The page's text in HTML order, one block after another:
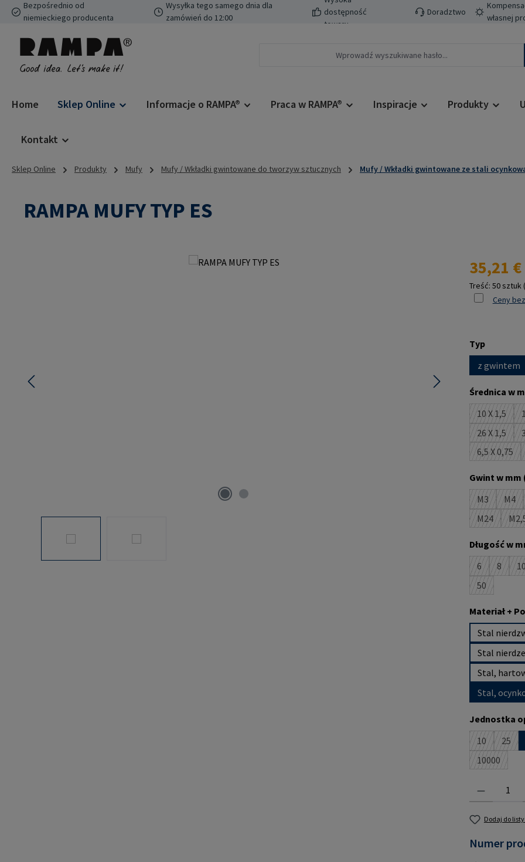
do głównej zawartości
Przejdź do wyszukiwania
Przejdź do głównej nawigacji
Bezpośrednio od
niemieckiego producenta
Wysyłka tego samego dnia dla
zamówień do 12:00
dostępność
towaru
Doradztwo
własnej
Home Sklep Online Informacje o RAMPA® Praca w RAMPA® Inspiracje Produkty
Kontakt
Sklep Online Produkty Mufy Mufy / Wkładki gwintowane do tworzyw sztucznych Mufy / Wkładki gwintowane ze stali
RAMPA MUFY TYP ES
Cena regularna:
35,21 €
Treść: 50 sztuk
Ceny
Wybierz
Typ
z gwintem
Wybierz
Średnica w
10 X 1,5
(Ta
26 X 1,5
(Ta
6,5 X 0,75
(Ta
Wybierz
Gwint w mm
M3
(Ta opcja
M4
(Ta
M24
(Ta opcja
Wybierz
Długość w
6
(Ta opcja
8
(Ta
10
50
(Ta opcja
Wybierz
Materiał +
Stal
Stal
Stal,
Stal,
Wybierz
Jednostka
10
(Ta opcja
25
(Ta
10000
(Ta opcja
Dodaj do
Numer